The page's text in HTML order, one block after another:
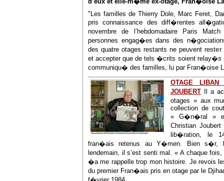
d’eux et elle-m�me ex-otage, Fran�oise
"Les familles de Thierry Dole, Marc Feret,
pris connaissance des diff�rentes
novembre de l’hebdomadaire Paris
personnes engag�es dans des
des quatre otages restants ne peuvent
et accepter que de tels �crits soient
communiqu� des familles, lu par Fran�oise
OTAGE
JOUBERT Il a
otages » aux
collection de
« G�n�ral »
Christian
lib�ration, le
fran�ais retenus au Y�men. Bien s�r,
lendemain, il s’est senti mal. « A chaque
�a me rappelle trop mon histoire. Je revois
du premier Fran�ais pris en otage par le